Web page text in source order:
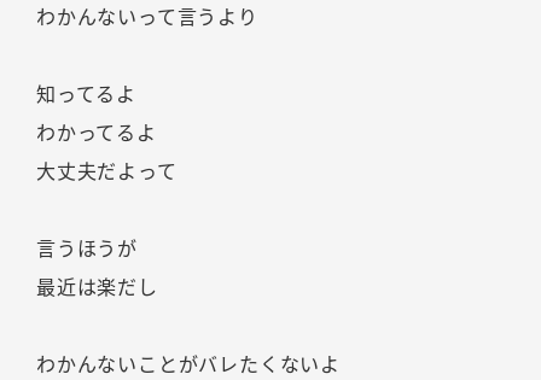
わかんないって言うより
知ってるよ
わかってるよ
大丈夫だよって
言うほうが
最近は楽だし
わかんないことがバレたくないよ